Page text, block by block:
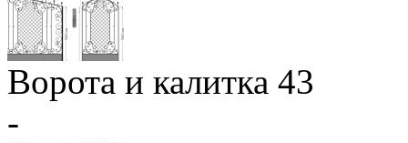
Ворота и калитка 43
-